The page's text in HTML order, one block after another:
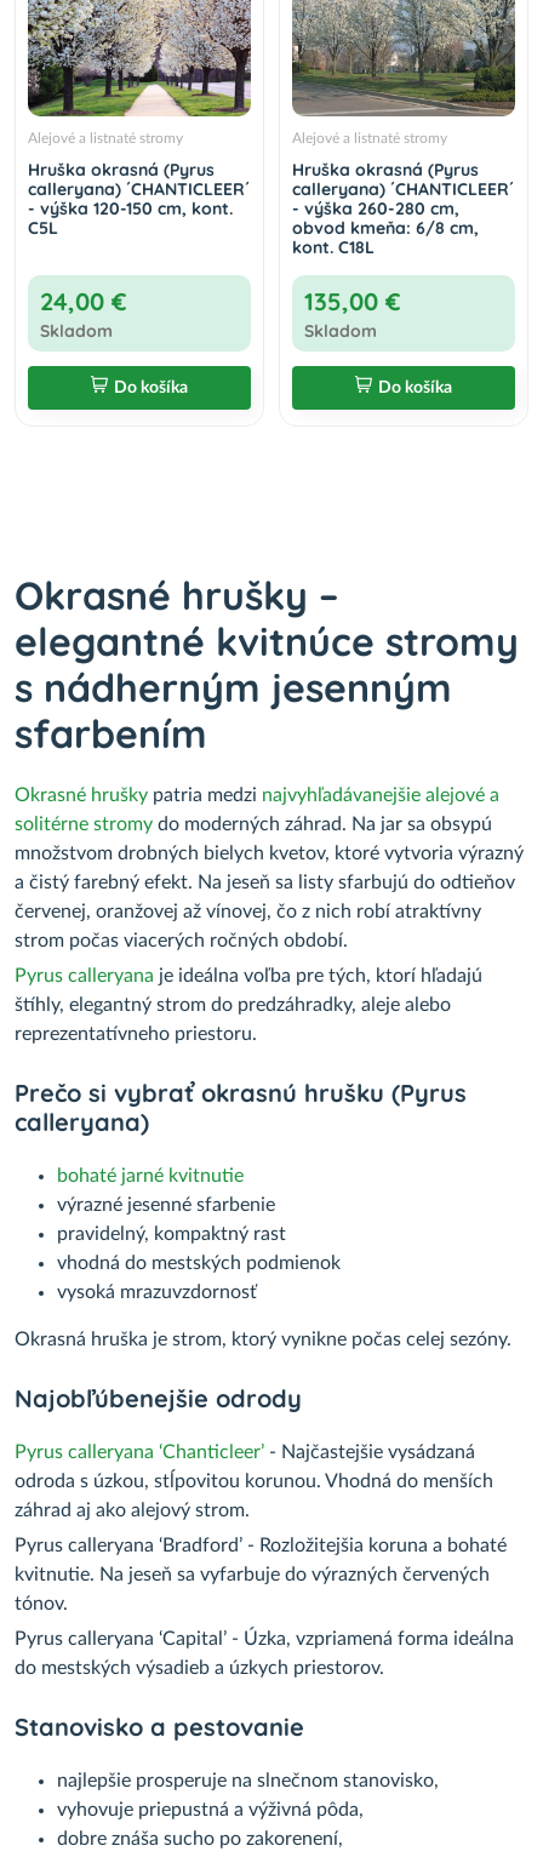
Alejové a listnaté stromy
Hruška okrasná (Pyrus
calleryana) ´CHANTICLEER´
- výška 120-150 cm, kont.
C5L
24,00 €
Skladom
Do košíka
Alejové a listnaté stromy
Hruška okrasná (Pyrus
calleryana) ´CHANTICLEER´
- výška 260-280 cm,
obvod kmeňa: 6/8 cm,
kont. C18L
135,00 €
Skladom
Do košíka
Okrasné hrušky –
elegantné kvitnúce stromy
s nádherným jesenným
sfarbením
Okrasné hrušky patria medzi najvyhľadávanejšie alejové a
solitérne stromy do moderných záhrad. Na jar sa obsypú
množstvom drobných bielych kvetov, ktoré vytvoria výrazný
a čistý farebný efekt. Na jeseň sa listy sfarbujú do odtieňov
červenej, oranžovej až vínovej, čo z nich robí atraktívny
strom počas viacerých ročných období.
Pyrus calleryana je ideálna voľba pre tých, ktorí hľadajú
štíhly, elegantný strom do predzáhradky, aleje alebo
reprezentatívneho priestoru.
Prečo si vybrať okrasnú hrušku (Pyrus
calleryana)
bohaté jarné kvitnutie
výrazné jesenné sfarbenie
pravidelný, kompaktný rast
vhodná do mestských podmienok
vysoká mrazuvzdornosť
Okrasná hruška je strom, ktorý vynikne počas celej sezóny.
Najobľúbenejšie odrody
Pyrus calleryana ‘Chanticleer’ - Najčastejšie vysádzaná
odroda s úzkou, stĺpovitou korunou. Vhodná do menších
záhrad aj ako alejový strom.
Pyrus calleryana ‘Bradford’ - Rozložitejšia koruna a bohaté
kvitnutie. Na jeseň sa vyfarbuje do výrazných červených
tónov.
Pyrus calleryana ‘Capital’ - Úzka, vzpriamená forma ideálna
do mestských výsadieb a úzkych priestorov.
Stanovisko a pestovanie
najlepšie prosperuje na slnečnom stanovisko,
vyhovuje priepustná a výživná pôda,
dobre znáša sucho po zakorenení,